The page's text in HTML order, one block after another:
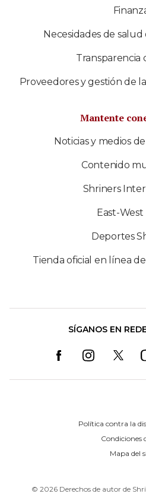
Necesidades de
Transparencia
Proveedores y gestión de
Mantente
Noticias y medios
Contenido
Shriners
East-West
Deportes
Tienda oficial en línea
SÍGANOS EN
Política contra la
Condiciones
Mapa del
© 2026 Derechos de autor de